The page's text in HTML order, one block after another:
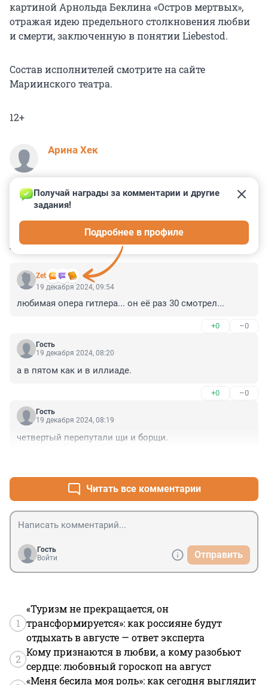
картиной Арнольда Беклина «Остров мертвых»,
отражая идею предельного столкновения любви
и смерти, заключенную в понятии Liebestod.
Состав исполнителей смотрите на сайте
Мариинского театра.
12+
Арина Хек
КОММЕНТАРИИ 7
Zet
Получай награды за комментарии и другие
задания!
Подробнее в профиле
19 декабря 2024, 09:54
любимая опера гитлера... он её раз 30 смотрел...
+0 –0
Гость
19 декабря 2024, 08:20
а в пятом как и в иллиаде.
+0 –0
Гость
19 декабря 2024, 08:19
четвертый перепутали щи и борщи.
Читать все комментарии
Гость
Войти
Отправить
1
«Туризм не прекращается, он
трансформируется»: как россияне будут
отдыхать в августе — ответ эксперта
2
Кому признаются в любви, а кому разобьют
сердце: любовный гороскоп на август
«Меня бесила моя роль»: как сегодня выглядит